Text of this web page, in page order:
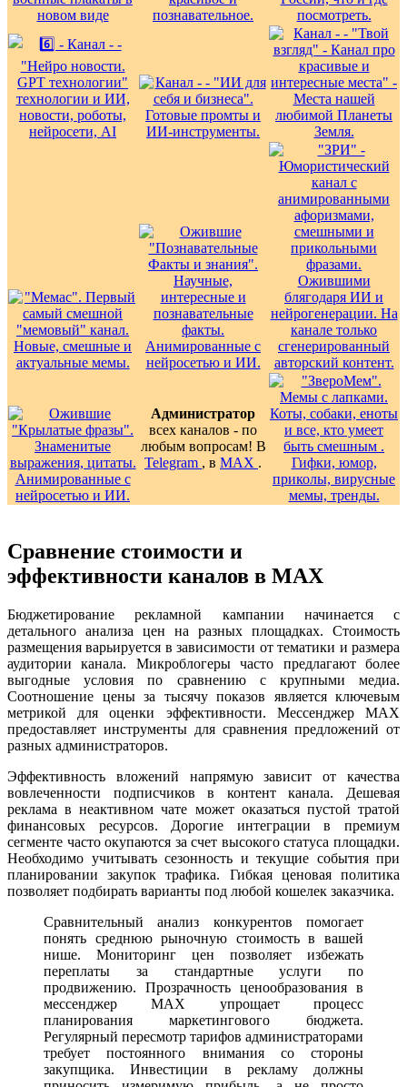
Администратор
всех каналов - по
любым вопросам! В
Telegram , в MAX .
Сравнение стоимости и
эффективности каналов в MAX
Бюджетирование рекламной кампании начинается с
детального анализа цен на разных площадках. Стоимость
размещения варьируется в зависимости от тематики и размера
аудитории канала. Микроблогеры часто предлагают более
выгодные условия по сравнению с крупными медиа.
Соотношение цены за тысячу показов является ключевым
метрикой для оценки эффективности. Мессенджер MAX
предоставляет инструменты для сравнения предложений от
разных администраторов.
Эффективность вложений напрямую зависит от качества
вовлеченности подписчиков в контент канала. Дешевая
реклама в неактивном чате может оказаться пустой тратой
финансовых ресурсов. Дорогие интеграции в премиум
сегменте часто окупаются за счет высокого статуса площадки.
Необходимо учитывать сезонность и текущие события при
планировании закупок трафика. Гибкая ценовая политика
позволяет подбирать варианты под любой кошелек заказчика.
Сравнительный анализ конкурентов помогает
понять среднюю рыночную стоимость в вашей
нише. Мониторинг цен позволяет избежать
переплаты за стандартные услуги по
продвижению. Прозрачность ценообразования в
мессенджер MAX упрощает процесс
планирования маркетингового бюджета.
Регулярный пересмотр тарифов администраторами
требует постоянного внимания со стороны
закупщика. Инвестиции в рекламу должны